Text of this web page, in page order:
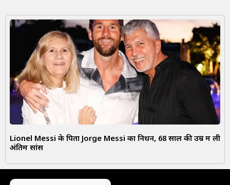
Lionel Messi के पिता Jorge Messi का निधन, 68 साल की उम्र में ली
अंतिम सांस